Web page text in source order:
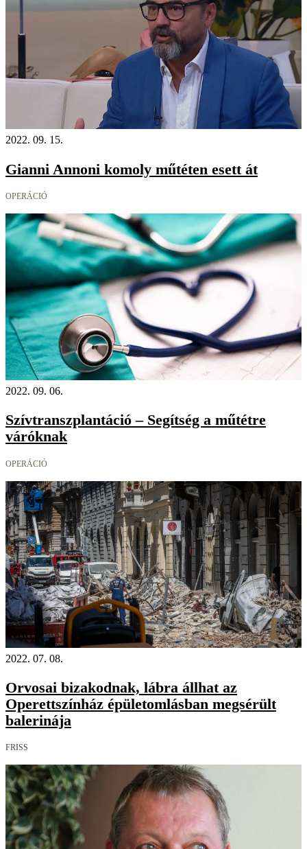
2022. 09. 15.
Gianni Annoni komoly műtéten esett át
OPERÁCIÓ
2022. 09. 06.
Szívtranszplantáció – Segítség a műtétre
váróknak
OPERÁCIÓ
2022. 07. 08.
Orvosai bizakodnak, lábra állhat az
Operettszínház épületomlásban megsérült
balerinája
FRISS